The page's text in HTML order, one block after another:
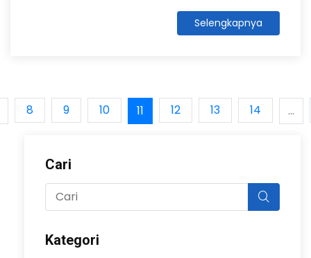
Selengkapnya
8 9 10 11 12 13 14 ...
Cari
Kategori